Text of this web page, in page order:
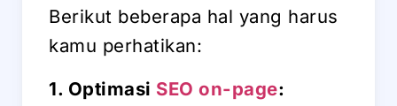
Berikut beberapa hal yang harus
kamu perhatikan:
1. Optimasi SEO on-page: